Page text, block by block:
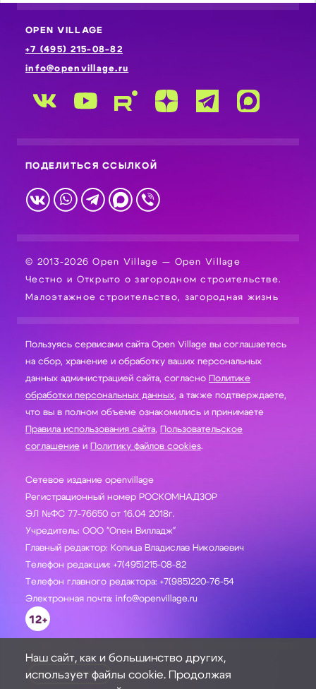
OPEN VILLAGE
+7 (495) 215-08-82
info@openvillage.ru
ПОДЕЛИТЬСЯ ССЫЛКОЙ
© 2013-2026 Open Village — Open Village
Честно и Открыто о загородном строительстве.
Малоэтажное строительство, загородная жизнь
Пользуясь сервисами сайта Open Village вы соглашаетесь
на сбор, хранение и обработку ваших персональных
данных администрацией сайта, согласно Политике
обработки персональных данных, а также подтверждаете,
что вы в полном объеме ознакомились и принимаете
Правила использования сайта, Пользовательское
соглашение и Политику файлов cookies.
Сетевое издание openvillage
Регистрационный номер РОСКОМНАДЗОР
ЭЛ №ФС 77-76650 от 16.04 2018г.
Учредитель: ООО "Опен Вилладж"
Главный редактор: Копица Владислав Николаевич
Телефон редакции: +7(495)215-08-82
Телефон главного редактора: +7(985)220-76-54
Электронная почта: info@openvillage.ru
12+
ЗАДАТЬ ВОПРОС
Наш сайт, как и большинство других,
использует файлы cookie. Продолжая